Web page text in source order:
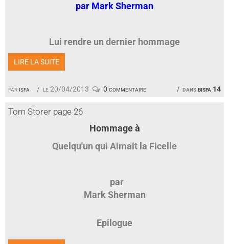
par isfa le 20/04/2013 dansbisfa 14
0 commentaire
par Mark Sherman
Lui rendre un dernier hommage
LIRE LA SUITE
Tom Storer page 26
Hommage à
Quelqu'un qui Aimait la Ficelle
par
Mark Sherman
Epilogue